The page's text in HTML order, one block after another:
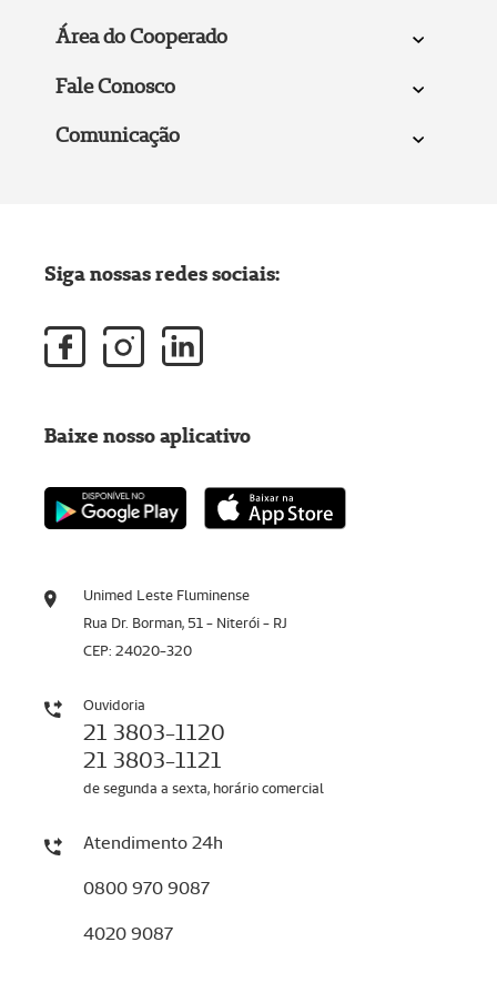
Área do Cooperado
Fale Conosco
Comunicação
Unimed Leste Fluminense
Rua Dr. Borman, 51 - Niterói - RJ
CEP: 24020-320
Ouvidoria
21 3803-1120
21 3803-1121
de segunda a sexta, horário comercial
Atendimento 24h
0800 970 9087
4020 9087
Siga nossas redes sociais:
Baixe nosso aplicativo